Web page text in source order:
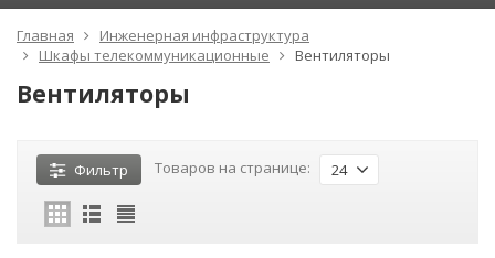
Главная
Инженерная инфраструктура
Шкафы телекоммуникационные
Вентиляторы
Вентиляторы
Фильтр Товаров на странице: 24